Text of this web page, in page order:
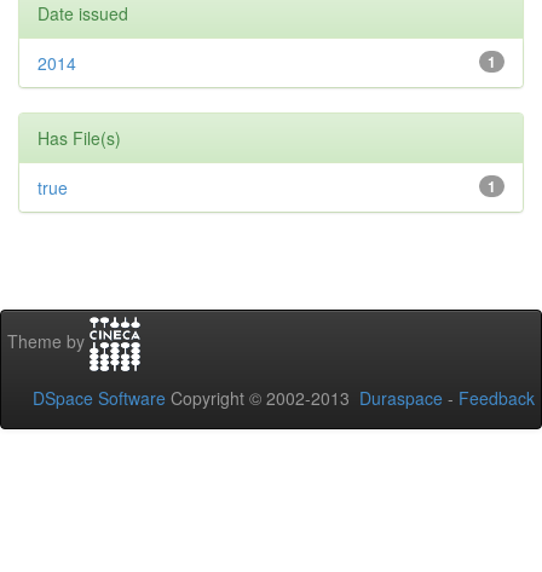
Date issued
1
2014
Has File(s)
1
true
Theme by
DSpace Software Copyright © 2002-2013 Duraspace - Feedback